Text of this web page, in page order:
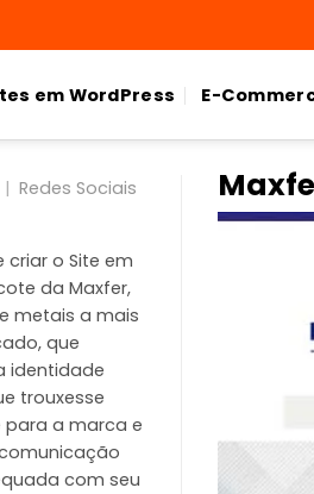
em WordPress E-
| Redes Sociais
criar o Site em
da Maxfer,
metais a mais
que
identidade
trouxesse
a marca e
com seu